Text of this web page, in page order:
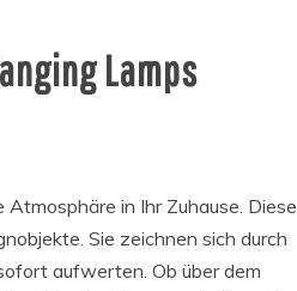
Lamps
in Ihr Zuhause. Diese
Sie zeichnen sich durch
aufwerten. Ob über dem